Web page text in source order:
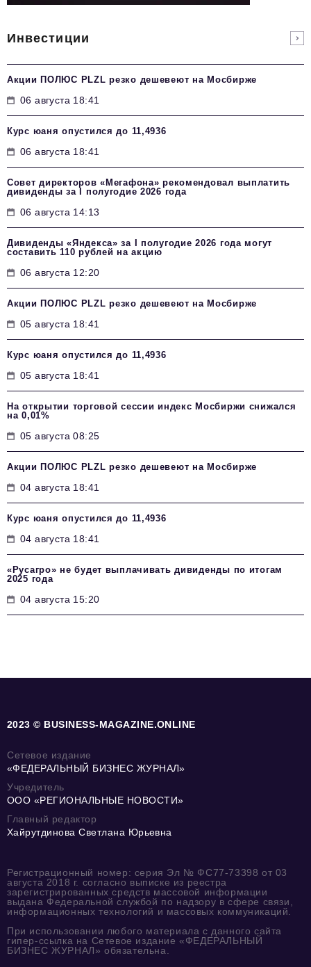
Инвестиции
Акции ПОЛЮС PLZL резко дешевеют на Мосбирже
06 августа 18:41
Курс юаня опустился до 11,4936
06 августа 18:41
Совет директоров «Мегафона» рекомендовал выплатить
дивиденды за I полугодие 2026 года
06 августа 14:13
Дивиденды «Яндекса» за I полугодие 2026 года могут
составить 110 рублей на акцию
06 августа 12:20
Акции ПОЛЮС PLZL резко дешевеют на Мосбирже
05 августа 18:41
Курс юаня опустился до 11,4936
05 августа 18:41
На открытии торговой сессии индекс Мосбиржи снижался
на 0,01%
05 августа 08:25
Акции ПОЛЮС PLZL резко дешевеют на Мосбирже
04 августа 18:41
Курс юаня опустился до 11,4936
04 августа 18:41
«Русагро» не будет выплачивать дивиденды по итогам
2025 года
04 августа 15:20
2023 © BUSINESS-MAGAZINE.ONLINE
Сетевое издание
«ФЕДЕРАЛЬНЫЙ БИЗНЕС ЖУРНАЛ»
Учредитель
ООО «РЕГИОНАЛЬНЫЕ НОВОСТИ»
Главный редактор
Хайрутдинова Светлана Юрьевна
Регистрационный номер: серия Эл № ФС77-73398 от 03
августа 2018 г. согласно выписке из реестра
зарегистрированных средств массовой информации
выдана Федеральной службой по надзору в сфере связи,
информационных технологий и массовых коммуникаций.
При использовании любого материала с данного сайта
гипер-ссылка на Сетевое издание «ФЕДЕРАЛЬНЫЙ
БИЗНЕС ЖУРНАЛ» обязательна.